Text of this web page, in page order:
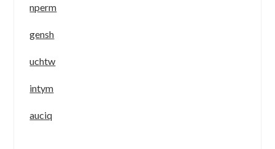
nperm
gensh
uchtw
intym
auciq